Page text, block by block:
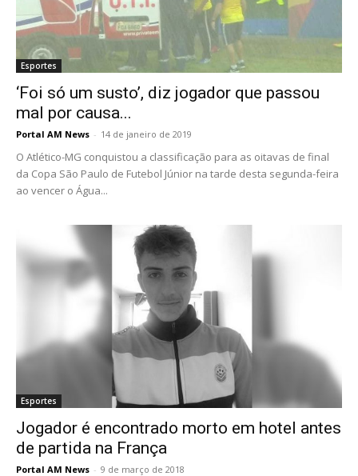
Esportes
‘Foi só um susto’, diz jogador que passou
mal por causa...
Portal AM News - 14 de janeiro de 2019
O Atlético-MG conquistou a classificação para as oitavas de final
da Copa São Paulo de Futebol Júnior na tarde desta segunda-feira
ao vencer o Água...
Esportes
Jogador é encontrado morto em hotel antes
de partida na França
Portal AM News - 9 de março de 2018